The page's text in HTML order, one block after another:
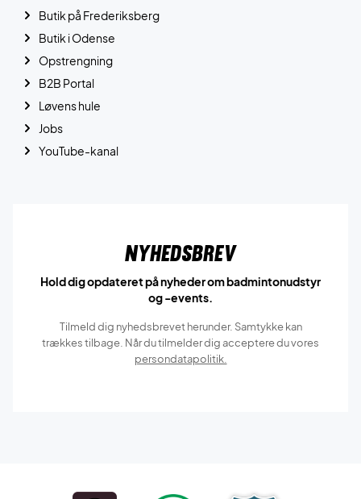
Butik på Frederiksberg
Butik i Odense
Opstrengning
B2B Portal
Løvens hule
Jobs
YouTube-kanal
Nyhedsbrev
Hold dig opdateret på nyheder om badmintonudstyr
og -events.
Tilmeld dig nyhedsbrevet herunder. Samtykke kan
trækkes tilbage. Når du tilmelder dig acceptere du vores
persondatapolitik.